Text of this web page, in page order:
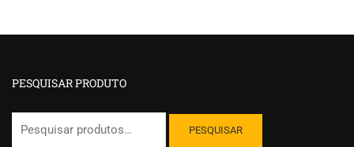
PESQUISAR PRODUTO
PESQUISAR